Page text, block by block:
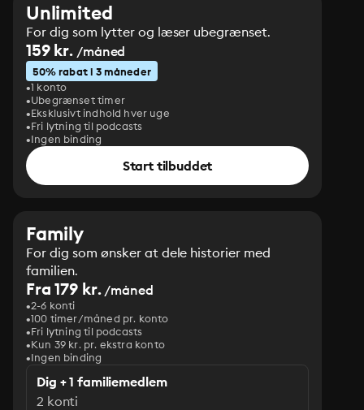
Unlimited
For dig som lytter og læser ubegrænset.
159 kr. /måned
50% rabat i 3 måneder
1 konto
Ubegrænset timer
Eksklusivt indhold hver uge
Fri lytning til podcasts
Ingen binding
Start tilbuddet
Family
For dig som ønsker at dele historier med
familien.
Fra 179 kr./måned
2-6 konti
100 timer/måned pr. konto
Fri lytning til podcasts
Kun 39 kr. pr. ekstra konto
Ingen binding
Dig + 1 familiemedlem
2 konti